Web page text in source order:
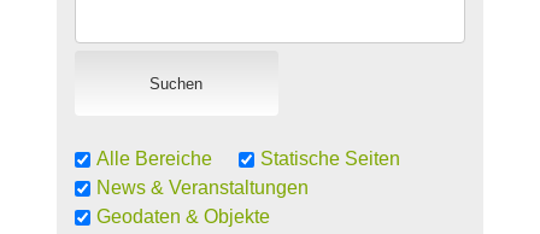
Alle Bereiche
Statische Seiten
News & Veranstaltungen
Geodaten & Objekte